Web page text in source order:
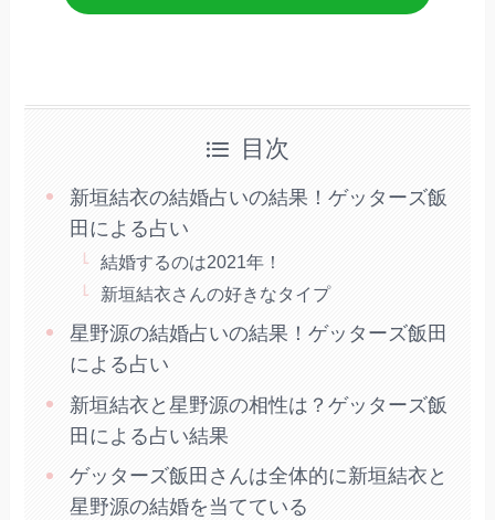
目次
新垣結衣の結婚占いの結果！ゲッターズ飯
田による占い
結婚するのは2021年！
新垣結衣さんの好きなタイプ
星野源の結婚占いの結果！ゲッターズ飯田
による占い
新垣結衣と星野源の相性は？ゲッターズ飯
田による占い結果
ゲッターズ飯田さんは全体的に新垣結衣と
星野源の結婚を当てている